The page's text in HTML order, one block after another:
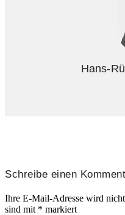
Hans-
Schreibe einen
Ihre E-Mail-Adresse wird
sind mit * markiert